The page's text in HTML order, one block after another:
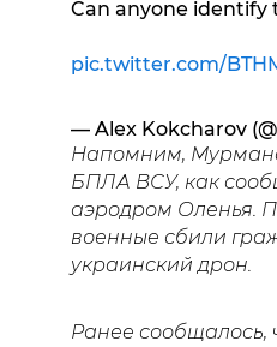
Can anyone identify
pic.twitter.com/
— Alex Kokcharov
Напомним,
БПЛА ВСУ, как
аэродром Оленья.
военные сбили
украинский дрон.
Ранее сообщалось,